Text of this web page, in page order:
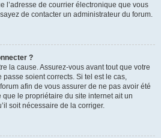
l’adresse de courrier électronique que vous
de contacter un administrateur du forum.
?
la cause. Assurez-vous avant tout que votre
passe soient corrects. Si tel est le cas,
afin de vous assurer de ne pas avoir été
le propriétaire du site internet ait un
soit nécessaire de la corriger.